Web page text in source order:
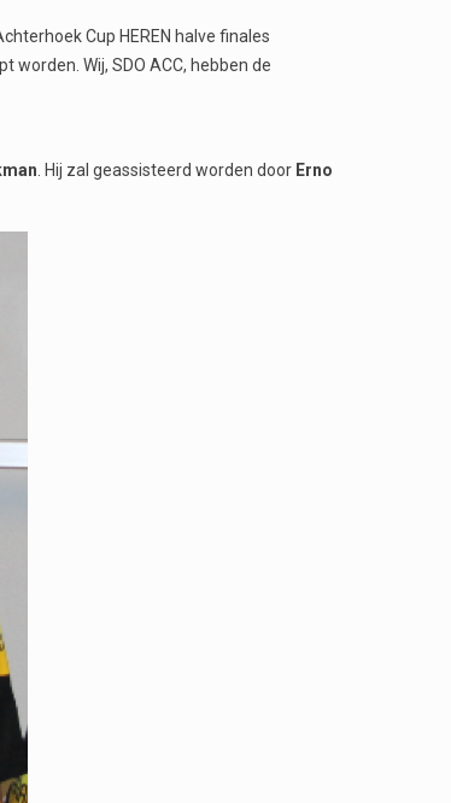
Cup HEREN halve finales
Wij, SDO ACC, hebben de
. Hij zal geassisteerd worden door Erno